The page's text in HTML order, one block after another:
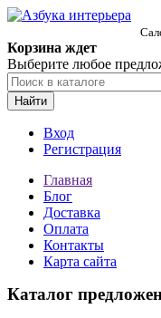
Корзина ждет
Выберите любое
Найти
Вход
Регистрация
Главная
Блог
Доставка
Оплата
Контакты
Карта сайта
Каталог